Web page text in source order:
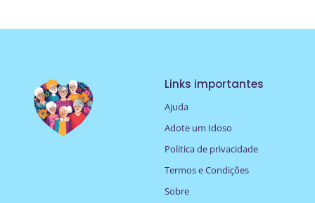
Links importantes
Ajuda
Adote um Idoso
Politica de privacidade
Termos e Condições
Sobre